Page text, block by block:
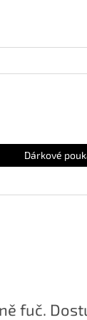
Dárkové
fuč.